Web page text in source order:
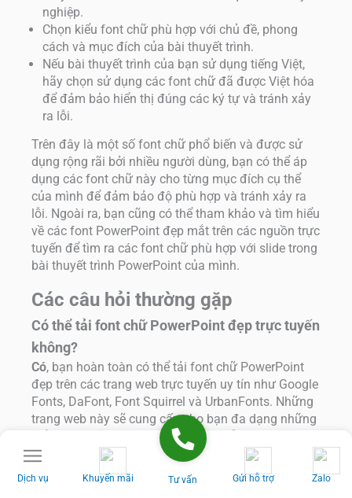
nghiệp.
Chọn kiểu font chữ phù hợp với chủ đề, phong
cách và mục đích của bài thuyết trình.
Nếu bài thuyết trình của bạn sử dụng tiếng Việt,
hãy chọn sử dụng các font chữ đã được Việt hóa
để đảm bảo hiển thị đúng các ký tự và tránh xảy
ra lỗi.
Trên đây là một số font chữ phổ biến và được sử
dụng rộng rãi bởi nhiều người dùng, bạn có thể áp
dụng các font chữ này cho từng mục đích cụ thể
của mình để đảm bảo độ phù hợp và tránh xảy ra
lỗi. Ngoài ra, bạn cũng có thể tham khảo và tìm hiểu
về các font PowerPoint đẹp mắt trên các nguồn trực
tuyến để tìm ra các font chữ phù hợp với slide trong
bài thuyết trình PowerPoint của mình.
Các câu hỏi thường gặp
Có thể tải font chữ PowerPoint đẹp trực tuyến
không?
Có, bạn hoàn toàn có thể tải font chữ PowerPoint
đẹp trên các trang web trực tuyến uy tín như Google
Fonts, DaFont, Font Squirrel và UrbanFonts. Những
trang web này sẽ cung cấp cho bạn đa dạng những
kiểu font chữ khác nhau, giúp bạn dễ dàng tìm
kiếm, lựa chọn và thêm vào phần mềm Microsoft
PowerPoint để sử dụng.
Dịch vụ Khuyến mãi Tư vấn Gửi hỗ trợ Zalo